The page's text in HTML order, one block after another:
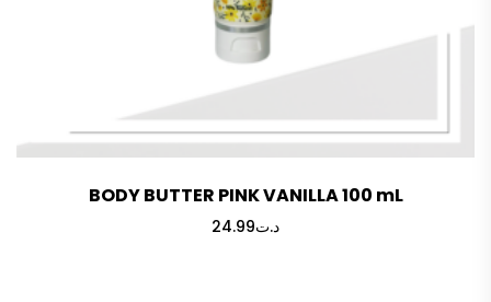
BODY BUTTER PINK VANILLA 100 mL
د.ت24.99